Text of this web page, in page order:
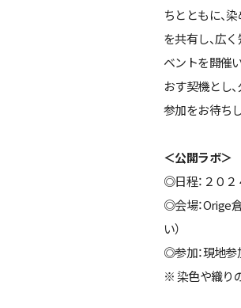
ちとともに、
を共有し、広
ベントを開催
おす契機とし
参加をお待ち
＜公開ラボ＞
◎日程：２０２
◎会場：Orige
い）
◎参加：現地参
※ 染色や織り